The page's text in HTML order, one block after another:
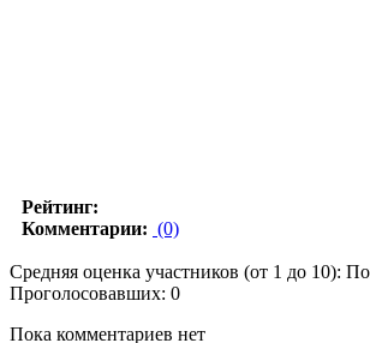
Рейтинг:
Комментарии: (0)
Средняя оценка участников (от 1 до 10):
Проголосовавших: 0
Пока комментариев нет